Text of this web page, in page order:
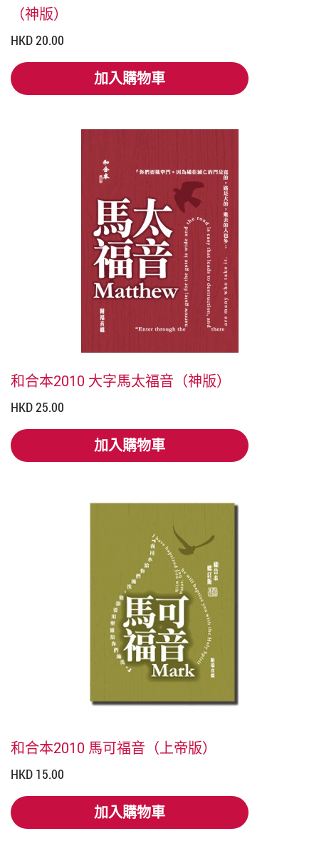
（神版）
HKD 20.00
加入購物車
加入購物車
和合本2010 大字馬太福音（神版）
HKD 25.00
加入購物車
加入購物車
和合本2010 馬可福音（上帝版）
HKD 15.00
加入購物車
加入購物車